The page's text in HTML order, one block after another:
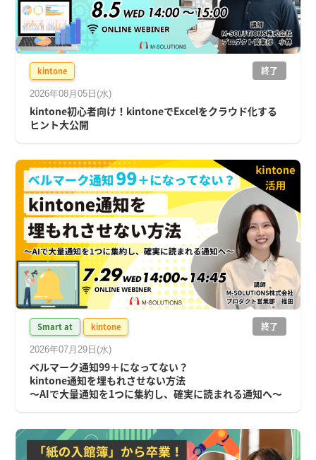
kintone 終了
2026年08月05日(水)
kintone初心者向け！kintoneでExcelをクラウド化する
ヒント大公開
Smart at kintone 終了
2026年07月29日(水)
ベルマーク通知99＋になってない？
kintone通知を埋もれさせない方法
〜AIで大量通知を1つに集約し、確実に読まれる通知へ〜